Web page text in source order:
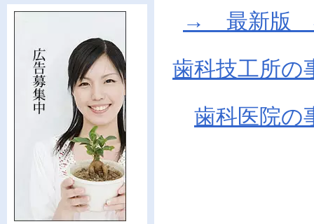
→ 最新版
歯科技工所の
歯科医院の